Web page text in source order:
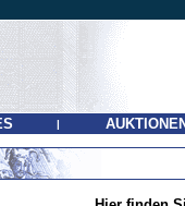
| AUKTIONEN